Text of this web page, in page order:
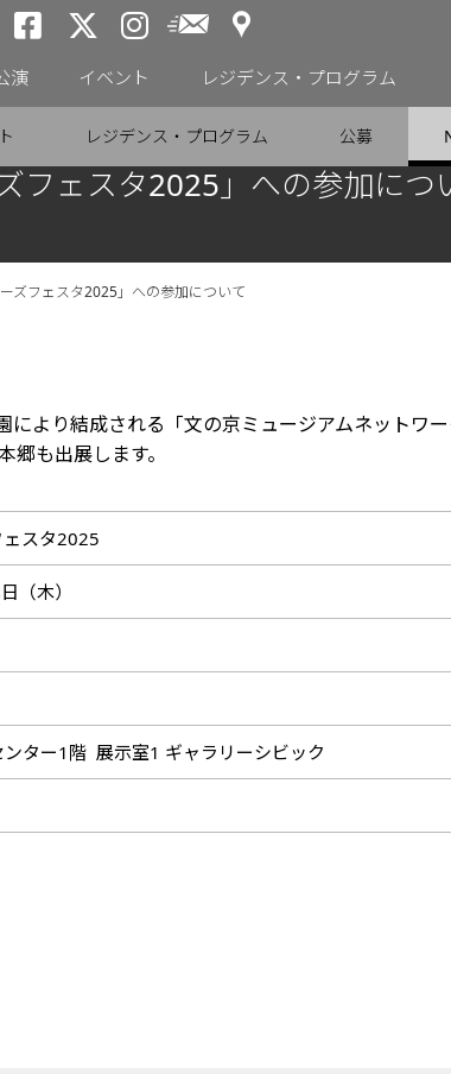
トーキョーアーツア
トーキョーアーツ
トーキョーア
メールニュース
アクセス
演 イベント レジデンス・プログラム
レジデンス・プログラム 公募
フェスタ2025」への参加につ
ズフェスタ2025」への参加について
より結成される「文の京ミュージアムネットワ
郷も出展します。
スタ2025
（木）
ター1階 展示室1 ギャラリーシビック